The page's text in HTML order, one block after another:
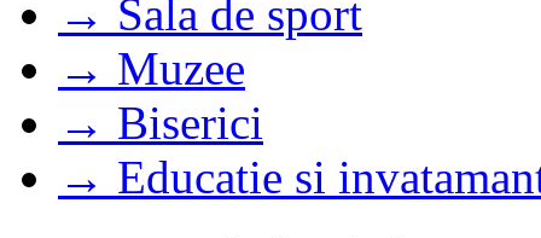
→ Sala de sport
→ Muzee
→ Biserici
→ Educatie si